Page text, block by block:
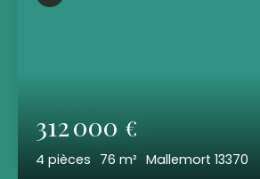
312 000 €
4 pièces 76 m² Mallemort 13370